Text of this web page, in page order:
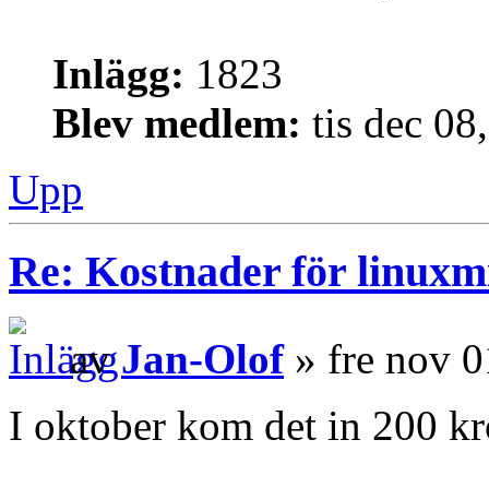
Inlägg: 1823
Blev medlem: tis dec
Upp
Re: Kostnader för
avJan-Olof» fre nov
I oktober kom det in 200